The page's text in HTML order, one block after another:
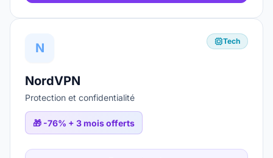
N Tech
NordVPN
Protection et confidentialité
🎁 -76% + 3 mois offerts